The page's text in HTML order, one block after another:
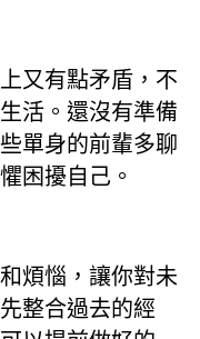
又有點矛盾，不
活。還沒有準備
單身的前輩多聊
困擾自己。
煩惱，讓你對未
整合過去的經